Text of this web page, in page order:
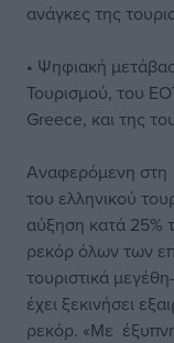
ανάγκες της
• Ψηφιακή
Τουρισμού, του
Greece, και της
Αναφερόμενη στη
του ελληνικού
αύξηση κατά 25%
ρεκόρ όλων των
τουριστικά
έχει ξεκινήσει
ρεκόρ. «Με έξυπνη